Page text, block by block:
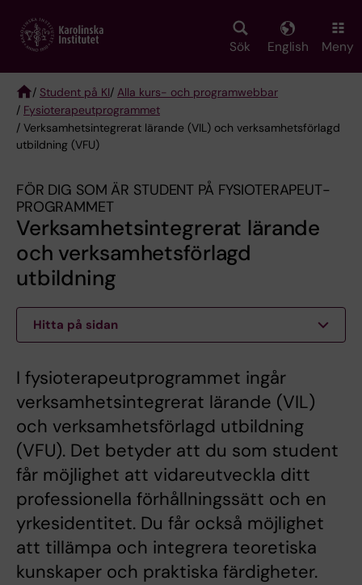
main
Sök English Meny
Breadcrumb
/ Student på KI/ Alla kurs- och programwebbar
/ Fysioterapeut­programmet
/ Verksamhetsintegrerat lärande (VIL) och verksamhetsförlagd
utbildning (VFU)
FÖR DIG SOM ÄR STUDENT PÅ FYSIOTERAPEUT­
PROGRAMMET
Verksamhetsintegrerat lärande
och verksamhetsförlagd
utbildning
Hitta på sidan
I fysioterapeutprogrammet ingår
verksamhetsintegrerat lärande (VIL)
och verksamhetsförlagd utbildning
(VFU). Det betyder att du som student
får möjlighet att vidareutveckla ditt
professionella förhållningssätt och en
yrkesidentitet. Du får också möjlighet
att tillämpa och integrera teoretiska
kunskaper och praktiska färdigheter.